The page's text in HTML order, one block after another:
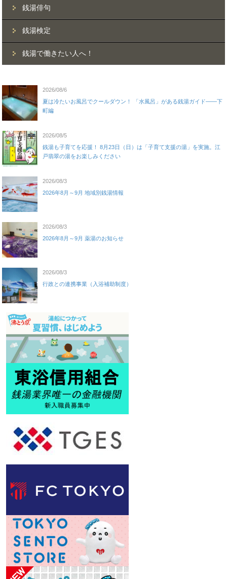
銭湯俳句
銭湯検定
銭湯で働きたい人へ！
2026/08/6
夏は冷たいお風呂でクールダウン！ 「水風呂」がある銭湯ガイド——下
町編
2026/08/5
銭湯も子育てを応援！ 8月23日（日）は「子育て支援の湯」を実施。江
戸翡翠の湯をお楽しみください
2026/08/3
2026年8月～9月 地域別銭湯情報
2026/08/3
2026年8月～9月 薬湯のお知らせ
2026/08/3
行政との連携事業（入浴補助制度）